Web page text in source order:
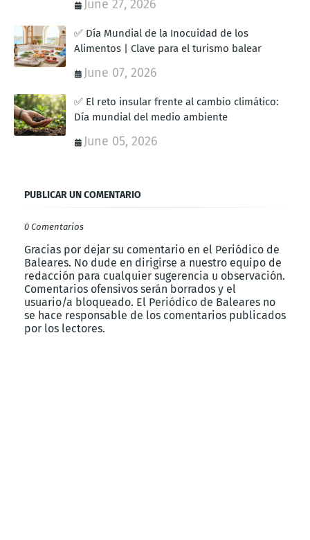
June 27, 2026
✅ Día Mundial de la Inocuidad de los
Alimentos | Clave para el turismo balear
June 07, 2026
✅ El reto insular frente al cambio climático:
Día mundial del medio ambiente
June 05, 2026
PUBLICAR UN COMENTARIO
0 Comentarios
Gracias por dejar su comentario en el Periódico de
Baleares. No dude en dirigirse a nuestro equipo de
redacción para cualquier sugerencia u observación.
Comentarios ofensivos serán borrados y el
usuario/a bloqueado. El Periódico de Baleares no
se hace responsable de los comentarios publicados
por los lectores.